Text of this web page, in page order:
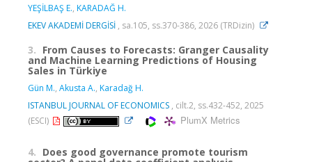
YEŞİLBAŞ E., KARADAĞ H.
EKEV AKADEMİ DERGİSİ , sa.105, ss.370-386, 2026 (TRDizin)
3. From Causes to Forecasts: Granger Causality
and Machine Learning Predictions of Housing
Sales in Türkiye
Gün M., Akusta A., Karadağ H.
ISTANBUL JOURNAL OF ECONOMICS , cilt.2, ss.432-452, 2025
(ESCI)
PlumX Metrics
4. Does good governance promote tourism